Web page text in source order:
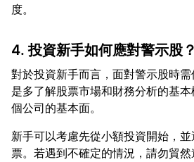
4. 投資新手如何應對警示股？
對於投資新手而言，面對警示股時
是多了解股票市場和財務分析的基
新手可以考慮先從小額投資開始，
票。若遇到不確定的情況，請勿貿